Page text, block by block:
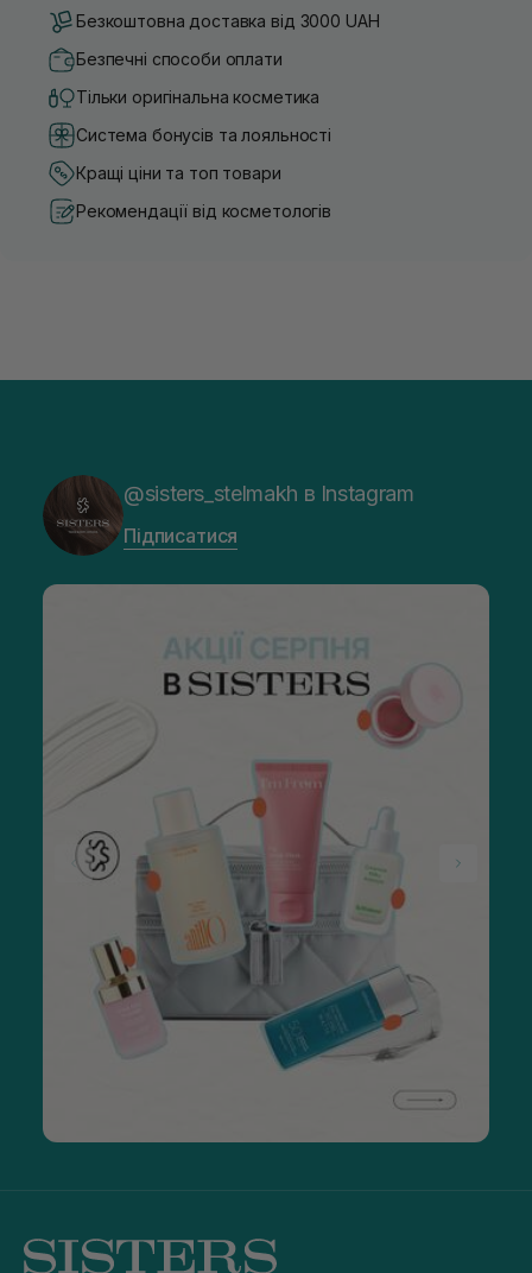
Безкоштовна доставка від 3000 UAH
Безпечні способи оплати
Тільки оригінальна косметика
Система бонусів та лояльності
Кращі ціни та топ товари
Рекомендації від косметологів
@sisters_stelmakh в Instagram
Підписатися